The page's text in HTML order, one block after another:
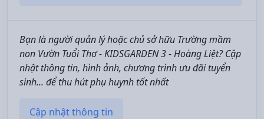
Bạn là người quản lý hoặc chủ sở hữu Trường mầm
non Vườn Tuổi Thơ - KIDSGARDEN 3 - Hoàng Liệt? Cập
nhật thông tin, hình ảnh, chương trình ưu đãi tuyển
sinh... để thu hút phụ huynh tốt nhất
Cập nhật thông tin